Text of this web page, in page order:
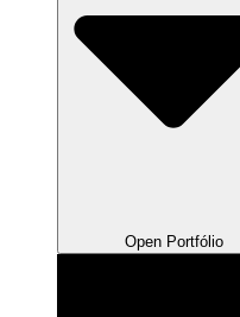
Open Portfólio